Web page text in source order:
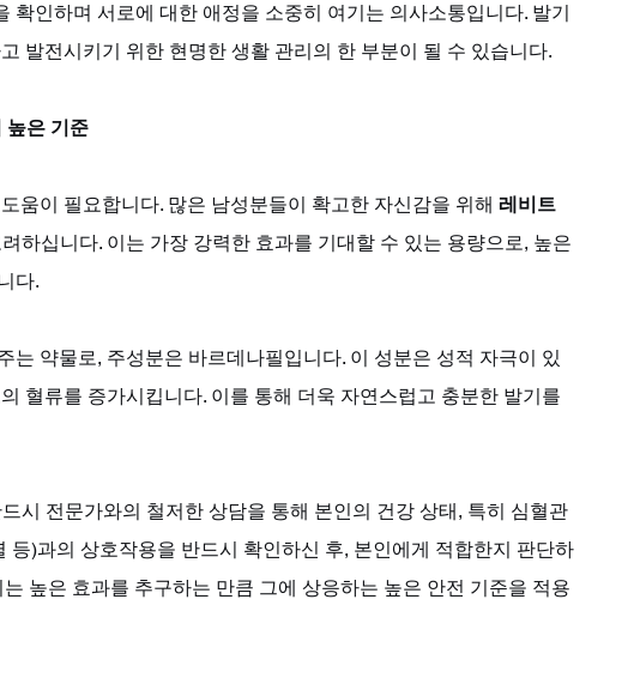
확인하며 서로에 대한 애정을 소중히 여기는 의사소통입니다. 발기
발전시키기 위한 현명한 생활 관리의 한 부분이 될 수 있습니다.
높은 기준
움이 필요합니다. 많은 남성분들이 확고한 자신감을 위해 레비트
하십니다. 이는 가장 강력한 효과를 기대할 수 있는 용량으로, 높은
다.
는 약물로, 주성분은 바르데나필입니다. 이 성분은 성적 자극이 있
혈류를 증가시킵니다. 이를 통해 더욱 자연스럽고 충분한 발기를
시 전문가와의 철저한 상담을 통해 본인의 건강 상태, 특히 심혈관
등)과의 상호작용을 반드시 확인하신 후, 본인에게 적합한지 판단하
높은 효과를 추구하는 만큼 그에 상응하는 높은 안전 기준을 적용